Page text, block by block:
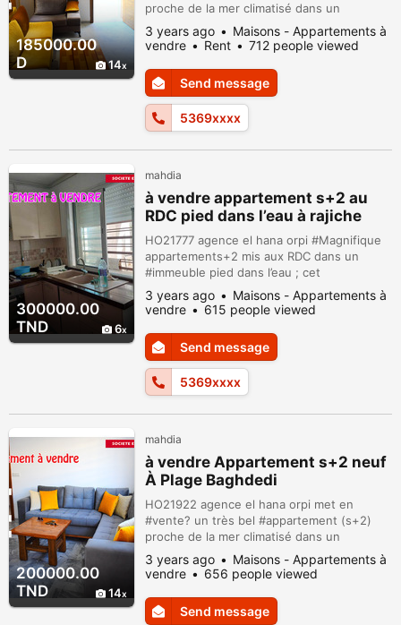
185000.00
D
14
proche de la mer climatisé dans un
emplacement#touristique et adorable, mis
au RDC avec jardin dans un immeuble bien
sécurisé, gardien 24/24,. cet appartement
est composé de: un salon très jolie ouvert
sur grand jardin et kitchenette très bien
équipée . deux chambres à coucher ???️;
sa...
3 years ago
Maisons - Appartements à
vendre
Rent 712 people viewed
Send message
5369xxxx
300000.00
TND
6
mahdia
à vendre appartement s+2 au
RDC pied dans l’eau à rajiche
HO21777 agence el hana orpi #Magnifique
appartements+2 mis aux RDC dans un
#immeuble pied dans l’eau ; cet
appartement est composé d’un : joli salon
ouvert sur coin repas et #trés grand
terrasse . 2 chambres à coucher . cuisine
équipée . salle de bain . *métrage : 90 m²
et 100 m² terrasse . #Prix : 300 mille dinars
? . pour plus d’informations merci de
conta...
3 years ago
Maisons - Appartements à
vendre
615 people viewed
Send message
5369xxxx
200000.00
TND
14
mahdia
à vendre Appartement s+2 neuf
À Plage Baghdedi
HO21922 agence el hana orpi met en
#vente? un très bel #appartement (s+2)
proche de la mer climatisé dans un
emplacement#touristique et adorable, mis
au RDC avec jardin dans un immeuble bien
sécurisé, gardien 24/24,. cet appartement
est composé de: ✅ un salon très jolie
ouvert sur grand jardin et kitchenette très
3 years ago
Maisons - Appartements à
vendre
656 people viewed
Send message